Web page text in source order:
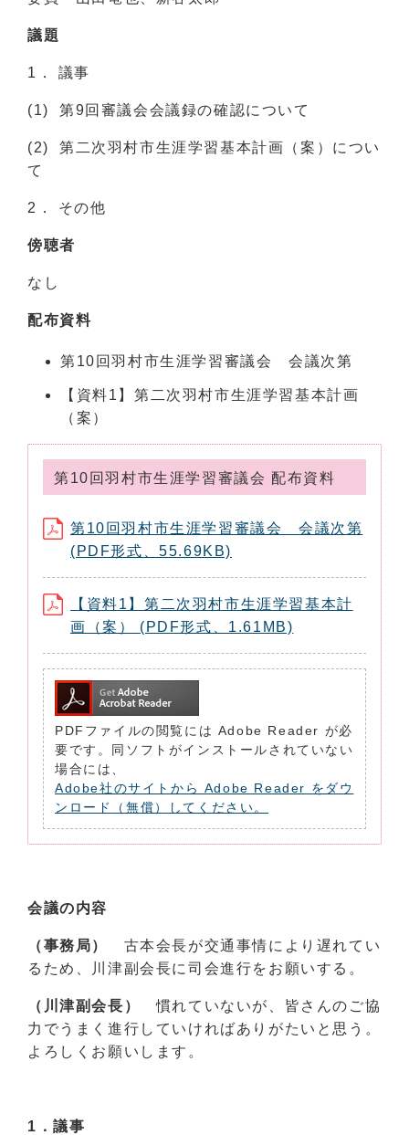
議題
1． 議事
(1) 第9回審議会会議録の確認について
(2) 第二次羽村市生涯学習基本計画（案）につい
て
2． その他
傍聴者
なし
配布資料
第10回羽村市生涯学習審議会 会議次第
【資料1】第二次羽村市生涯学習基本計画
（案）
第10回羽村市生涯学習審議会 配布資料
第10回羽村市生涯学習審議会 会議次第
(PDF形式、55.69KB)
【資料1】第二次羽村市生涯学習基本計
画（案） (PDF形式、1.61MB)
PDFファイルの閲覧には Adobe Reader が必
要です。同ソフトがインストールされていない
場合には、
Adobe社のサイトから Adobe Reader をダウ
ンロード（無償）してください。
会議の内容
（事務局）
古本会長が交通事情により遅れてい
るため、川津副会長に司会進行をお願いする。
（川津副会長）
慣れていないが、皆さんのご協
力でうまく進行していければありがたいと思う。
よろしくお願いします。
1．議事